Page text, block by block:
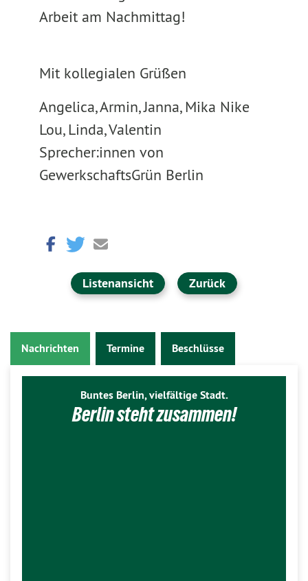
Arbeit am Nachmittag!
Mit kollegialen Grüßen
Angelica, Armin, Janna, Mika Nike
Lou, Linda, Valentin
Sprecher:innen von
GewerkschaftsGrün Berlin
Listenansicht Zurück
Nachrichten Termine Beschlüsse
Buntes Berlin, vielfältige Stadt.
Berlin steht zusammen!